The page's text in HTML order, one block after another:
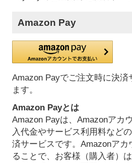
Amazon Pay
Amazon Payでご注文時に決済
ます。
Amazon Payとは
Amazon Payは、Amazonアカ
入代金やサービス利用料など
済サービスです。Amazonアカ
ることで、お客様（購入者）